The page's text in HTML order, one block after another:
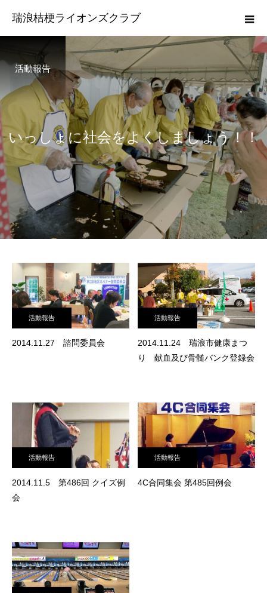
瑞浪桔梗ライオンズクラブ
活動報告
いっしょに社会をよくしましょう！！
活動報告
2014.11.27 諮問委員会
活動報告
2014.11.24 瑞浪市健康まつ
り 献血及び骨髄バンク登録会
活動報告
2014.11.5 第486回 クイズ例
会
活動報告
4C合同集会 第485回例会